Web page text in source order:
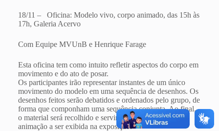
18/11 – Oficina: Modelo vivo, corpo animado, das 15h às
17h, Galeria Acervo
Com Equipe MVUnB e Henrique Farage
Esta oficina tem como intuito refletir aspectos do corpo em
movimento e do ato de posar.
Os participantes irão representar instantes de um único
movimento do modelo em uma sequência de desenhos. Os
desenhos feitos serão debatidos e ordenados pelo grupo, de
forma que componham uma sequência conjunta. Ao final,
o material será recolhido e servirá de base para uma
animação a ser exibida na exposição.